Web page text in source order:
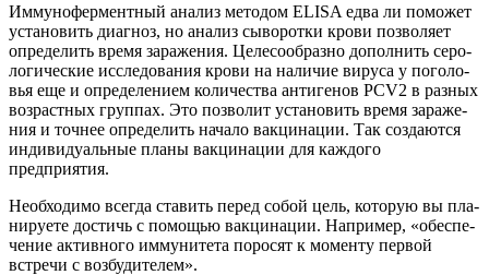
Имму­но­фер­мент­ный ана­лиз мето­дом ELISA едва ли помо­жет
уста­но­вить диа­гноз, но ана­лиз сыво­рот­ки кро­ви поз­во­ля­ет
опре­де­лить вре­мя зара­же­ния. Целе­со­об­раз­но допол­нить серо­
ло­ги­че­ские иссле­до­ва­ния кро­ви на нали­чие виру­са у пого­ло­
вья еще и опре­де­ле­ни­ем коли­че­ства анти­ге­нов PCV2 в раз­ных
воз­раст­ных груп­пах. Это поз­во­лит уста­но­вить вре­мя зара­же­
ния и точ­нее опре­де­лить нача­ло вак­ци­на­ции. Так созда­ют­ся
инди­ви­ду­аль­ные пла­ны вак­ци­на­ции для каж­до­го
предприятия.
Необ­хо­ди­мо все­гда ста­вить перед собой цель, кото­рую вы пла­
ни­ру­е­те достичь с помо­щью вак­ци­на­ции. Напри­мер, «обес­пе­
че­ние актив­но­го имму­ни­те­та поро­сят к момен­ту пер­вой
встре­чи с возбудителем».